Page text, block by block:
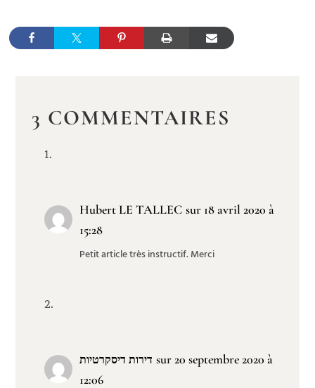
3 COMMENTAIRES
Hubert LE TALLEC sur 18 avril 2020 à
15:28
Petit article très instructif. Merci
דירות דיסקרטיות sur 20 septembre 2020 à
12:06